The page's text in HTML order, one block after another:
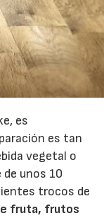
es
es tan
vegetal o
unos 10
trocos de
fruta, frutos